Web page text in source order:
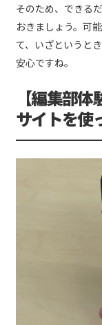
そのため、できる
おきましょう。可
て、いざというと
安心ですね。
【編集部
サイトを使